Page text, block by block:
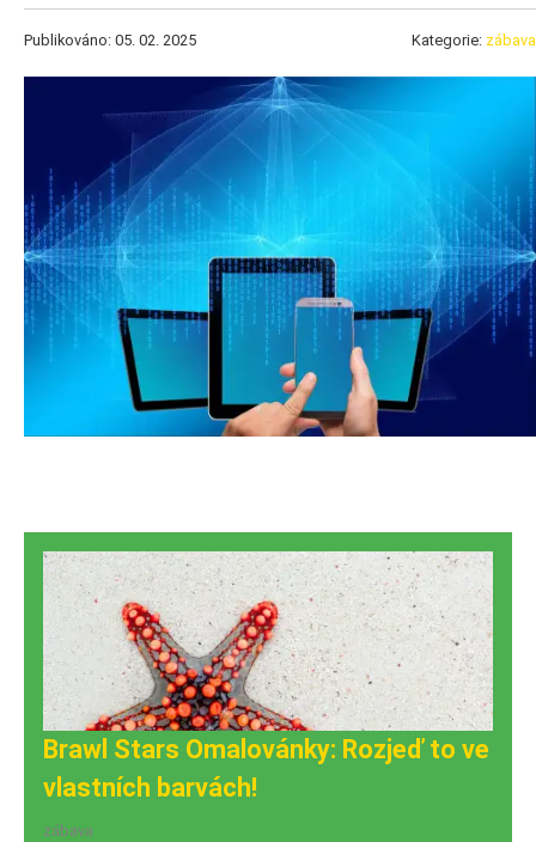
Publikováno: 05. 02. 2025 Kategorie: zábava
Brawl Stars Omalovánky: Rozjeď to ve
vlastních barvách!
zábava